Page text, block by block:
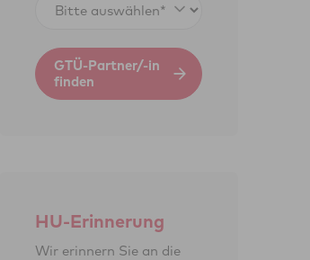
GTÜ-Partner/-in
finden
HU-Erinnerung
Wir erinnern Sie an die